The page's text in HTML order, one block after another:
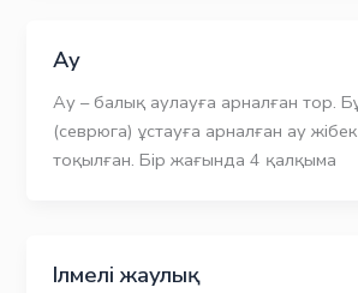
Ау
Ау – балық аулауға арналған тор.
(севрюга) ұстауға арналған ау
тоқылған. Бір жағында 4 қалқыма
Ілмелі жаулық